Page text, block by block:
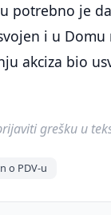
potrebno je
i u
akciza bio
grešku u
o PDV-u